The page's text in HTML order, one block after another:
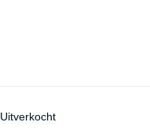
Uitverkocht